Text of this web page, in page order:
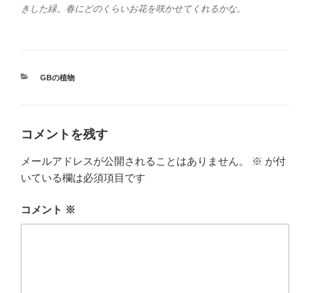
きした緑。春にどのくらいお花を咲かせてくれるかな。
カ
GBの植物
コメントを残す
メールアドレスが公開されることはありません。 ※ が付
いている欄は必須項目です
コメント ※